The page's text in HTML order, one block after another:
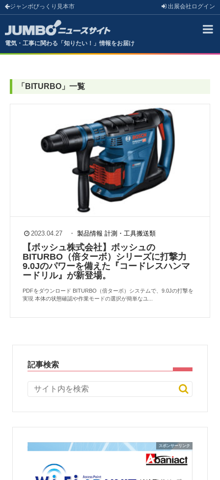
ジャンボびっくり見本市 出展会社 ログイン
電気・工事に関わる「知りたい！」情報をお届け
「 BITURBO 」 一覧
2023.04.27 ・ 製品情報 計測・工具搬送類
【ボッシュ株式会社】ボッシュの
BITURBO（倍ターボ）シリーズに打撃力
9.0Jのパワーを備えた『コードレスハンマ
ードリル』が新登場。
PDFをダウンロード BITURBO（倍ターボ）システムで、9.0Jの打撃を
実現 本体の状態確認や作業モードの選択が簡単なユ...
記事検索